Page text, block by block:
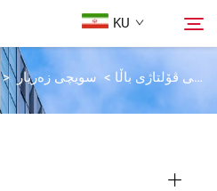
KU
> پۆتەسیلەکانی ڤۆلتاژی باڵا > سویچی زەریار